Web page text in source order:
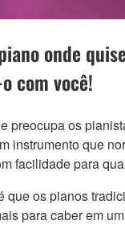
onde
com você!
preocupa os
instrumento que
facilidade para
que os pianos
para caber em